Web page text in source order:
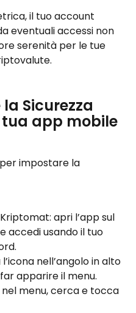
il tuo account
eventuali accessi non
serenità per le tue
Sicurezza
app mobile
impostare la
apri l’app sul
accedi usando il tuo
nell’angolo in alto
apparire il menu.
nel menu, cerca e tocca